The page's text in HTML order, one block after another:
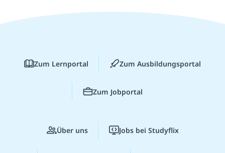
Zum Lernportal Zum Ausbildungsportal
Zum Jobportal
Über uns Jobs bei Studyflix